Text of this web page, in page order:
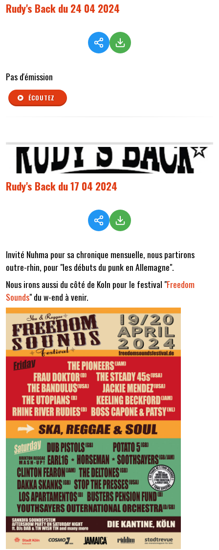
Rudy's Back du 24 04 2024
Pas d'émission
ÉCOUTEZ
Rudy's Back du 17 04 2024
Invité Nuhma pour sa chronique mensuelle, nous partirons
outre-rhin, pour "les débuts du punk en Allemagne".
Nous irons aussi du côté de Koln pour le festival "Freedom
Sounds" du w-end à venir.